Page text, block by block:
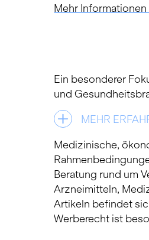
Mehr
Ein besonderer
und
MEHR
Medizinische,
Beratung rund um
Arzneimitteln,
Artikeln befindet
Werberecht ist